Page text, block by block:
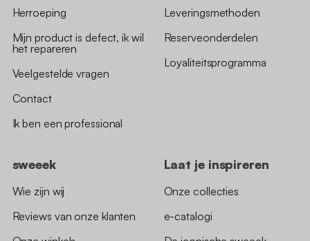
Herroeping
Mijn product is defect, ik wil
het repareren
Veelgestelde vragen
Contact
Ik ben een professional
Leveringsmethoden
Reserveonderdelen
Loyaliteitsprogramma
sweeek
Wie zijn wij
Reviews van onze klanten
Laat je inspireren
Onze collecties
e-catalogi